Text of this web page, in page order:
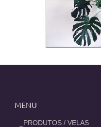
MENU
_PRODUTOS / VELAS